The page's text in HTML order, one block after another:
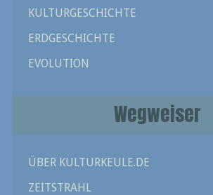
KULTURGESCHICHTE
ERDGESCHICHTE
EVOLUTION
Wegweiser
ÜBER KULTURKEULE.DE
ZEITSTRAHL